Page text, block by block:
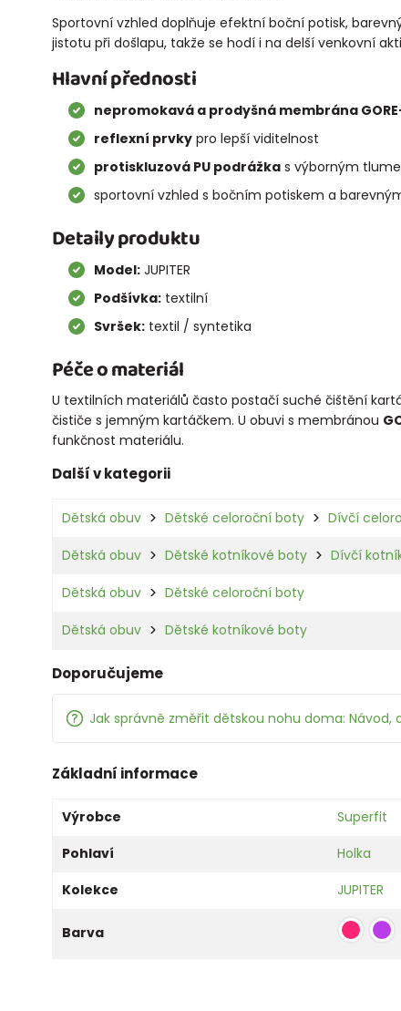
Sportovní vzhled doplňuje efektní boční potisk,
jistotu při došlapu, takže se hodí i na delší venkovní
Hlavní přednosti
nepromokavá a prodyšná membrána
reflexní prvkypro lepší viditelnost
protiskluzová PU podrážkas výborným
sportovní vzhled s bočním potiskem a
Detaily produktu
Model:JUPITER
Podšívka:textilní
Svršek:textil / syntetika
Péče o materiál
U textilních materiálů často postačí suché čištění
čističe s jemným kartáčkem. U obuvi s membránou
funkčnost materiálu.
Další v kategorii
Dětská obuv Dětské celoroční boty Dívčí
Dětská obuv Dětské kotníkové boty Dívčí
Dětská obuv Dětské celoroční boty
Dětská obuv Dětské kotníkové boty
Doporučujeme
Jak správně změřit dětskou nohu doma:
Základní informace
Výrobce
Superfit
Pohlaví
Holka
Kolekce
JUPITER
Barva